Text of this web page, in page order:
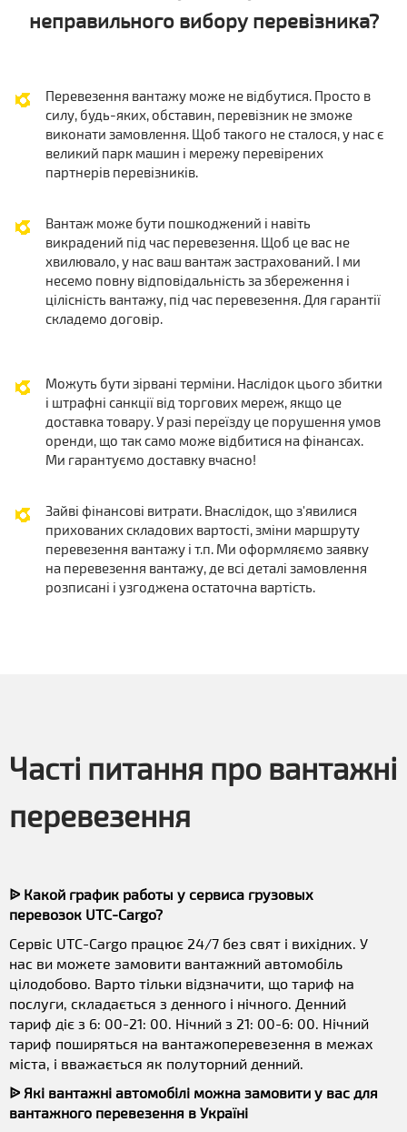
неправильного вибору перевізника?
Перевезення вантажу може не відбутися. Просто в
силу, будь-яких, обставин, перевізник не зможе
виконати замовлення. Щоб такого не сталося, у нас є
великий парк машин і мережу перевірених
партнерів перевізників.
Вантаж може бути пошкоджений і навіть
викрадений під час перевезення. Щоб це вас не
хвилювало, у нас ваш вантаж застрахований. І ми
несемо повну відповідальність за збереження і
цілісність вантажу, під час перевезення. Для гарантії
складемо договір.
Можуть бути зірвані терміни. Наслідок цього збитки
і штрафні санкції від торгових мереж, якщо це
доставка товару. У разі переїзду це порушення умов
оренди, що так само може відбитися на фінансах.
Ми гарантуємо доставку вчасно!
Зайві фінансові витрати. Внаслідок, що з'явилися
прихованих складових вартості, зміни маршруту
перевезення вантажу і т.п. Ми оформляємо заявку
на перевезення вантажу, де всі деталі замовлення
розписані і узгоджена остаточна вартість.
Часті питання про вантажні
перевезення
ᐉ Какой график работы у сервиса грузовых
перевозок UTC-Cargo?
Сервіс UTC-Cargo працює 24/7 без свят і вихідних. У
нас ви можете замовити вантажний автомобіль
цілодобово. Варто тільки відзначити, що тариф на
послуги, складається з денного і нічного. Денний
тариф діє з 6: 00-21: 00. Нічний з 21: 00-6: 00. Нічний
тариф поширяться на вантажоперевезення в межах
міста, і вважається як полуторний денний.
ᐉ Які вантажні автомобілі можна замовити у вас для
вантажного перевезення в Україні